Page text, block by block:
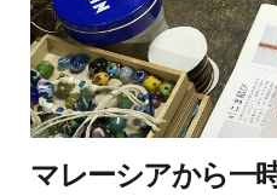
マレーシアから一